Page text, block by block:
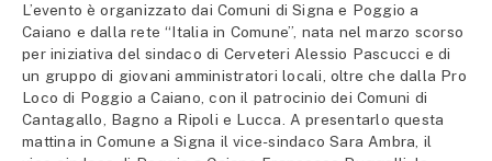
L’evento è organizzato dai Comuni di Signa e Poggio a
Caiano e dalla rete “Italia in Comune”, nata nel marzo scorso
per iniziativa del sindaco di Cerveteri Alessio Pascucci e di
un gruppo di giovani amministratori locali, oltre che dalla Pro
Loco di Poggio a Caiano, con il patrocinio dei Comuni di
Cantagallo, Bagno a Ripoli e Lucca. A presentarlo questa
mattina in Comune a Signa il vice-sindaco Sara Ambra, il